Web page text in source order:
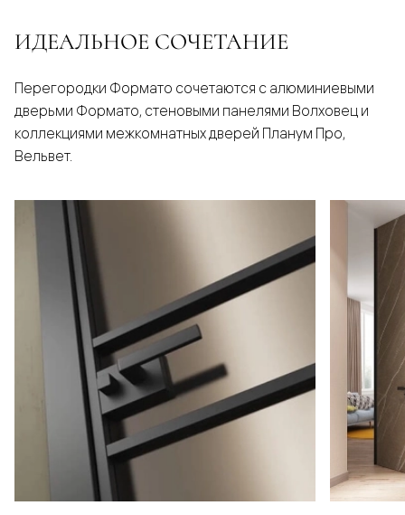
ИДЕАЛЬНОЕ СОЧЕТАНИЕ
Перегородки Формато сочетаются с алюминиевыми
дверьми Формато, стеновыми панелями Волховец и
коллекциями межкомнатных дверей Планум Про,
Вельвет.